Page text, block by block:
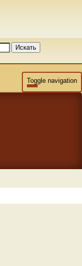
Искать
Toggle navigation